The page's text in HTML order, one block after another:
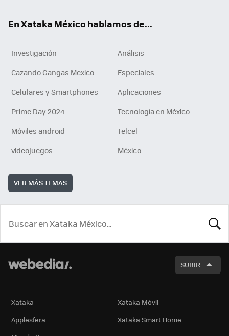
En Xataka México hablamos de...
Investigación
Análisis
Cazando Gangas Mexico
Especiales
Celulares y Smartphones
Aplicaciones
Prime Day 2024
Tecnología en México
Móviles android
Telcel
videojuegos
México
VER MÁS TEMAS
SUBIR
Xataka
Xataka Móvil
Applesfera
Xataka Smart Home